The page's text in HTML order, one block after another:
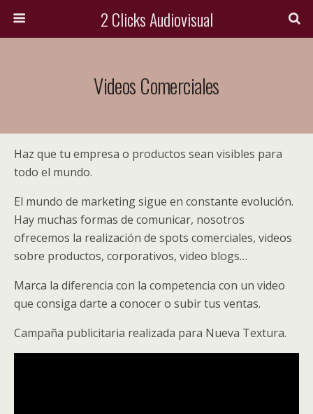
2 Clicks Audiovisual
Videos Comerciales
Haz que tu empresa o productos sean visibles para
todo el mundo.
El mundo de marketing sigue en constante evolución.
Hay muchas formas de comunicar, nosotros
ofrecemos la realización de spots comerciales, videos
sobre productos, corporativos, video blogs…
Marca la diferencia con la competencia con un video
que consiga darte a conocer o subir tus ventas.
Campaña publicitaria realizada para Nueva Textura.